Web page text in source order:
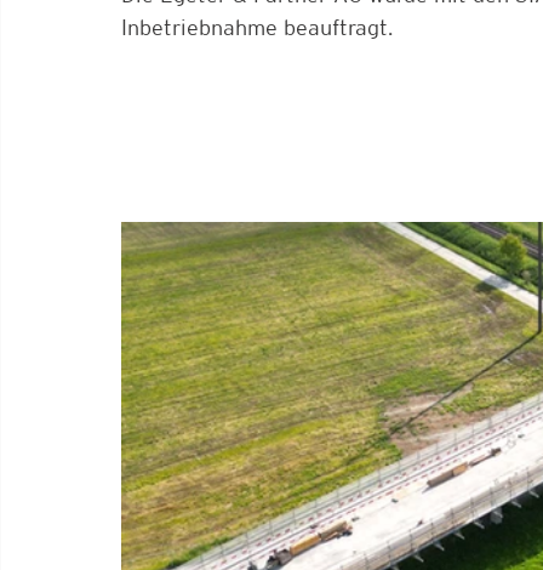
Inbetriebnahme beauftragt.